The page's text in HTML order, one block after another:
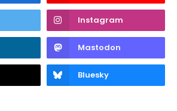
Instagram
Mastodon
Bluesky